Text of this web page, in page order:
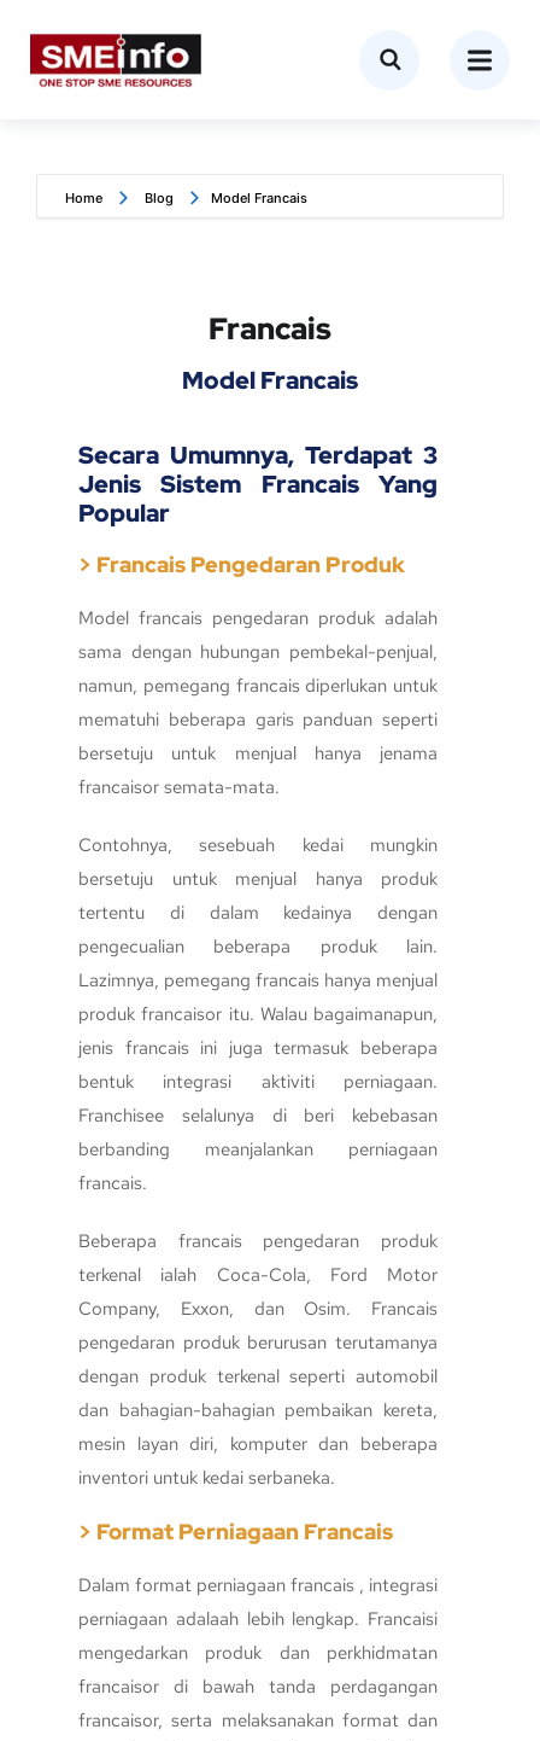
Home Blog Model Francais
Francais
Model Francais
Secara Umumnya, Terdapat 3
Jenis Sistem Francais Yang
Popular
> Francais Pengedaran Produk
Model francais pengedaran produk adalah
sama dengan hubungan pembekal-penjual,
namun, pemegang francais diperlukan untuk
mematuhi beberapa garis panduan seperti
bersetuju untuk menjual hanya jenama
francaisor semata-mata.
Contohnya, sesebuah kedai mungkin
bersetuju untuk menjual hanya produk
tertentu di dalam kedainya dengan
pengecualian beberapa produk lain.
Lazimnya, pemegang francais hanya menjual
produk francaisor itu. Walau bagaimanapun,
jenis francais ini juga termasuk beberapa
bentuk integrasi aktiviti perniagaan.
Franchisee selalunya di beri kebebasan
berbanding meanjalankan perniagaan
francais.
Beberapa francais pengedaran produk
terkenal ialah Coca-Cola, Ford Motor
Company, Exxon, dan Osim. Francais
pengedaran produk berurusan terutamanya
dengan produk terkenal seperti automobil
dan bahagian-bahagian pembaikan kereta,
mesin layan diri, komputer dan beberapa
inventori untuk kedai serbaneka.
> Format Perniagaan Francais
Dalam format perniagaan francais , integrasi
perniagaan adalaah lebih lengkap. Francaisi
mengedarkan produk dan perkhidmatan
francaisor di bawah tanda perdagangan
francaisor, serta melaksanakan format dan